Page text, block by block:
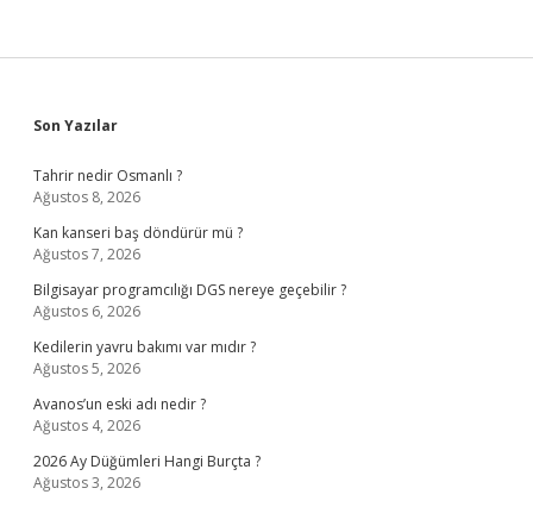
Sidebar
Son Yazılar
Tahrir nedir Osmanlı ?
Ağustos 8, 2026
Kan kanseri baş döndürür mü ?
Ağustos 7, 2026
Bilgisayar programcılığı DGS nereye geçebilir ?
Ağustos 6, 2026
Kedilerin yavru bakımı var mıdır ?
Ağustos 5, 2026
Avanos’un eski adı nedir ?
Ağustos 4, 2026
2026 Ay Düğümleri Hangi Burçta ?
Ağustos 3, 2026